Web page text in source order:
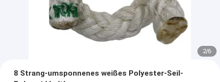
2/6
8 Strang-umsponnenes weißes Polyester-Seil-